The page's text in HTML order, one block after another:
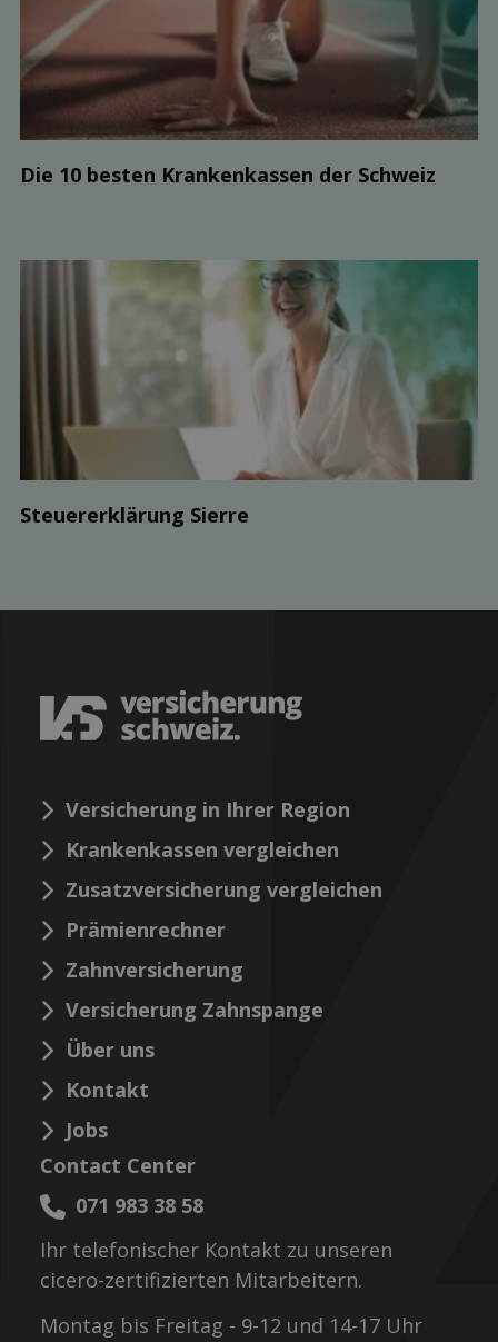
Die 10 besten Kranken­kassen der Schweiz
Steuer­erklärung Sierre
Versicherung in Ihrer Region
Krankenkassen vergleichen
Zusatzversicherung vergleichen
Prämienrechner
Zahnversicherung
Versicherung Zahnspange
Über uns
Kontakt
Jobs
Contact Center
071 983 38 58
Ihr telefonischer Kontakt zu unseren
cicero-zertifizierten Mitarbeitern.
Montag bis Freitag - 9-12 und 14-17 Uhr